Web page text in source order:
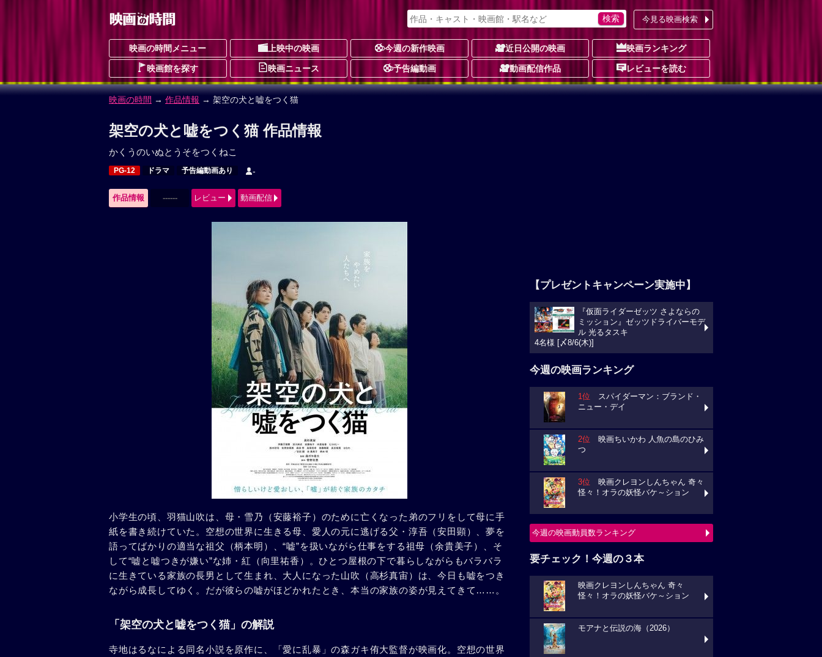
今見る映画検索
映画の時間メニュー 上映中の映画 今週の新作映画 近日公開の映画 映画ランキング
映画館を探す 映画ニュース 予告編動画 動画配信作品 レビューを読む
映画の時間 → 作品情報 → 架空の犬と嘘をつく猫
架空の犬と嘘をつく猫 作品情報
かくうのいぬとうそをつくねこ
PG-12 ドラマ 予告編動画あり -
作品情報 ------ レビュー 動画配信
小学生の頃、羽猫山吹は、母・雪乃（安藤裕子）のために亡くなった弟のフリをして母に手
紙を書き続けていた。空想の世界に生きる母、愛人の元に逃げる父・淳吾（安田顕）、夢を
語ってばかりの適当な祖父（柄本明）、“嘘”を扱いながら仕事をする祖母（余貴美子）、そ
して“嘘と嘘つきが嫌い”な姉・紅（向里祐香）。ひとつ屋根の下で暮らしながらもバラバラ
に生きている家族の長男として生まれ、大人になった山吹（高杉真宙）は、今日も嘘をつき
ながら成長してゆく。だが彼らの嘘がほどかれたとき、本当の家族の姿が見えてきて……。
「架空の犬と嘘をつく猫」の解説
寺地はるなによる同名小説を原作に、「愛に乱暴」の森ガキ侑大監督が映画化。空想の世界
【プレゼントキャンペーン実施中】
『仮面ライダーゼッツ さよならの
ミッション』ゼッツドライバーモデ
ル 光るタスキ
4名様 [〆8/6(木)]
今週の映画ランキング
1位 スパイダーマン：ブランド・
ニュー・デイ
2位 映画ちいかわ 人魚の島のひみ
つ
3位 映画クレヨンしんちゃん 奇々
怪々！オラの妖怪バケ～ション
今週の映画動員数ランキング
要チェック！今週の３本
映画クレヨンしんちゃん 奇々
怪々！オラの妖怪バケ～ション
モアナと伝説の海（2026）